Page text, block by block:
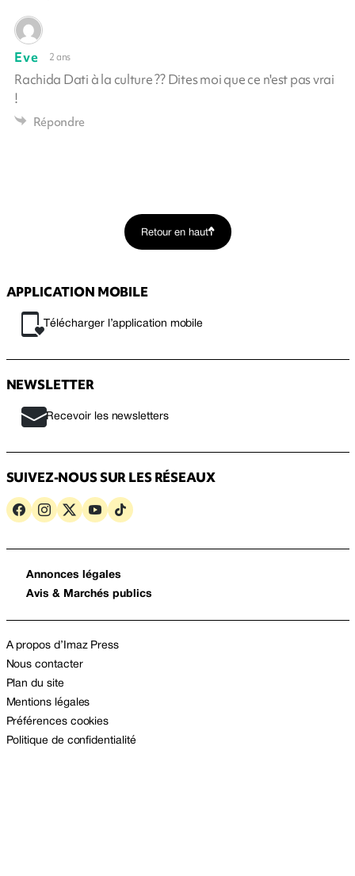
Eve 2 ans
Rachida Dati à la culture ?? Dites moi que ce n'est pas vrai
!
Répondre
Retour en haut
APPLICATION MOBILE
Télécharger l’application mobile
NEWSLETTER
Recevoir les newsletters
SUIVEZ-NOUS SUR LES RÉSEAUX
Annonces légales
Avis & Marchés publics
A propos d’Imaz Press
Nous contacter
Plan du site
Mentions légales
Préférences cookies
Politique de confidentialité